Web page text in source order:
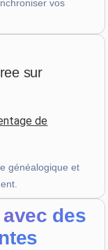
v4.3.21
vos
sur
de
généalogique et
des